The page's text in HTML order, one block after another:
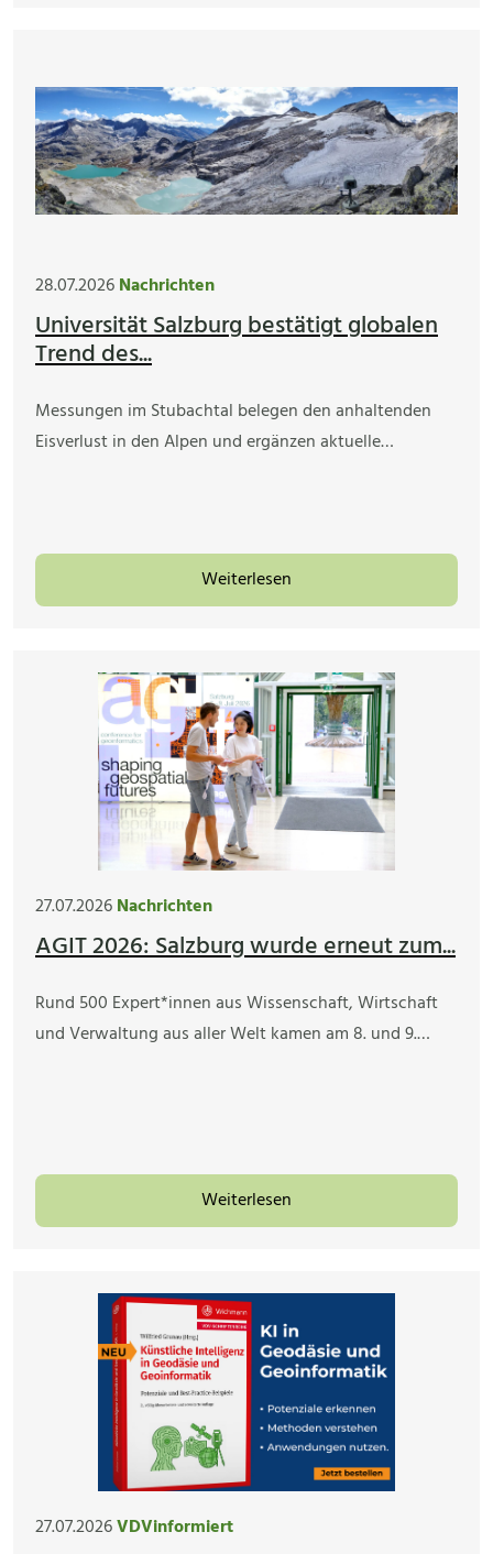
28.07.2026Nachrichten
Universität Salzburg bestätigt globalen
Trend des...
Messungen im Stubachtal belegen den anhaltenden
Eisverlust in den Alpen und ergänzen aktuelle…
Weiterlesen
27.07.2026Nachrichten
AGIT 2026: Salzburg wurde erneut zum...
Rund 500 Expert*innen aus Wissenschaft, Wirtschaft
und Verwaltung aus aller Welt kamen am 8. und 9.…
Weiterlesen
27.07.2026VDVinformiert